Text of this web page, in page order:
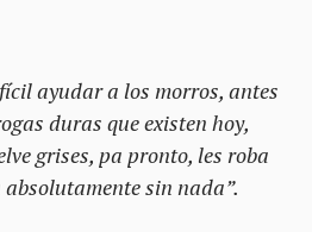
ayudar a los morros, antes
duras que existen hoy,
grises, pa pronto, les roba
sin nada”.